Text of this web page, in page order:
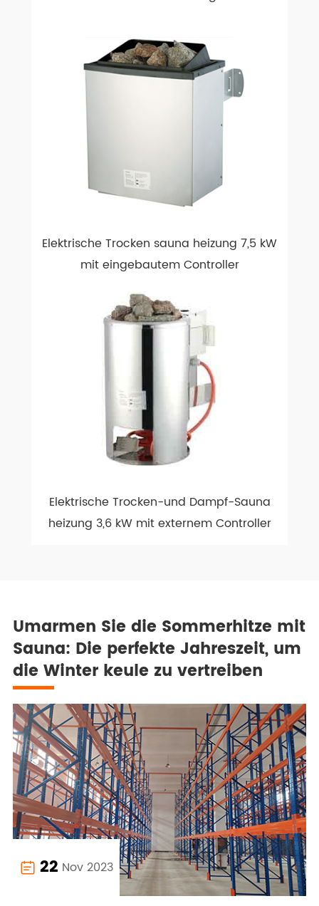
Elektrische Trocken sauna heizung 7,5 kW
mit eingebautem Controller
Elektrische Trocken-und Dampf-Sauna
heizung 3,6 kW mit externem Controller
Umarmen Sie die Sommerhitze mit
Sauna: Die perfekte Jahreszeit, um
die Winter keule zu vertreiben
 22 Nov 2023